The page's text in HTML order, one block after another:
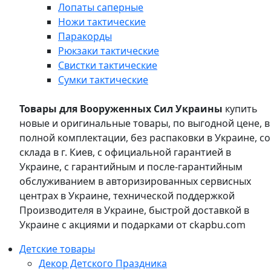
Лопаты саперные
Ножи тактические
Паракорды
Рюкзаки тактические
Свистки тактические
Сумки тактические
Товары для Вооруженных Сил Украины купить
новые и оригинальные товары, по выгодной цене, в
полной комплектации, без распаковки в Украине, со
склада в г. Киев, с официальной гарантией в
Украине, с гарантийным и после-гарантийным
обслуживанием в авторизированных сервисных
центрах в Украине, технической поддержкой
Производителя в Украине, быстрой доставкой в
Украине с акциями и подарками от ckapbu.com
Детские товары
Декор Детского Праздника